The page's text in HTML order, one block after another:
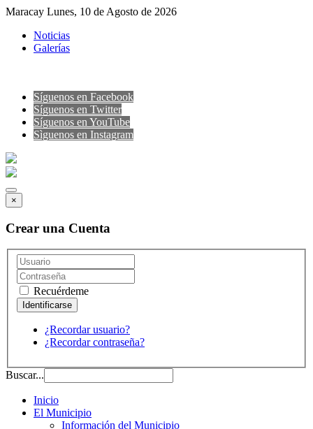
Maracay Lunes, 10 de Agosto de 2026
Noticias
Galerías
Síguenos en Facebook
Síguenos en Twitter
Síguenos en YouTube
Sìguenos en Instagram
×
Crear una Cuenta
Recuérdeme
¿Recordar usuario?
¿Recordar contraseña?
Buscar...
Inicio
El Municipio
Información del Municipio